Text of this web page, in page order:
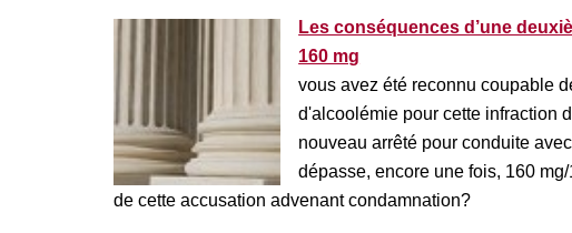
Les conséquences d’une
160 mg
vous avez été reconnu coupable
d'alcoolémie pour cette infraction
nouveau arrêté pour conduite
dépasse, encore une fois, 160
de cette accusation advenant condamnation?